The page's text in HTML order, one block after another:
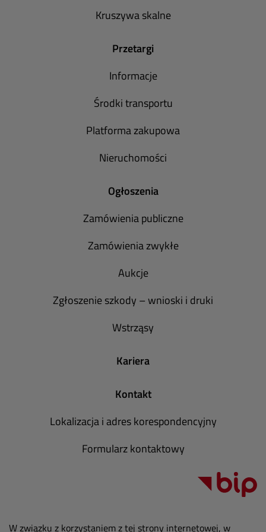
Kruszywa skalne
Przetargi
Informacje
Środki transportu
Platforma zakupowa
Nieruchomości
Ogłoszenia
Zamówienia publiczne
Zamówienia zwykłe
Aukcje
Zgłoszenie szkody – wnioski i druki
Wstrząsy
Kariera
Kontakt
Lokalizacja i adres korespondencyjny
Formularz kontaktowy
W związku z korzystaniem z tej strony internetowej, w